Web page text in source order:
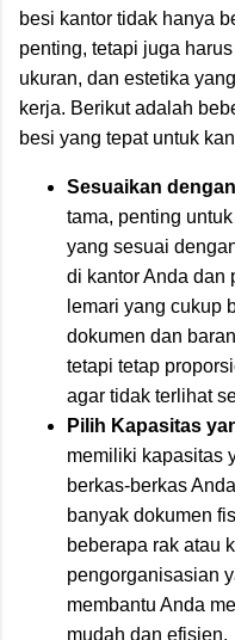
besi kantor tidak hanya
penting, tetapi juga
ukuran, dan estetika
kerja. Berikut adalah
besi yang tepat untuk
Sesuaikan
tama, penting
yang sesuai
di kantor Anda dan
lemari yang cukup
dokumen dan
tetapi tetap
agar tidak terlihat
Pilih Kapasitas
memiliki kapasitas
berkas-berkas
banyak dokumen
beberapa rak atau
pengorganisasian
membantu Anda
mudah dan efisien.